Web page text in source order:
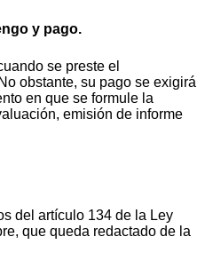
y pago.
se preste el
obstante, su pago se exigirá
en que se formule la
emisión de informe
del artículo 134 de la Ley
que queda redactado de la